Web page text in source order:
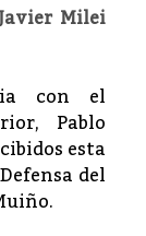
Milei
con el
Pablo
esta
del